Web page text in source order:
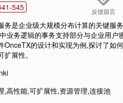
反馈留言
545
务是企业级大规模分布计算的关键服
业务逻辑的事务支持部分与企业用
OnceTX的设计和实现为例,探讨了如
展性。
,高性能,可扩展性,资源管理,连接池